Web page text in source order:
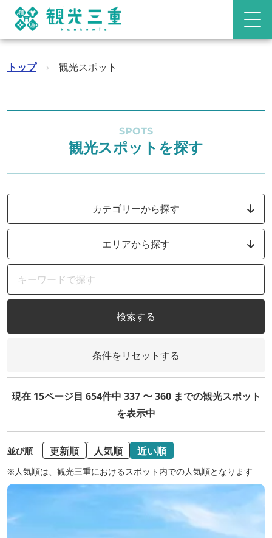
トップ › 観光スポット
SPOTS
観光スポットを探す
カテゴリーから探す
エリアから探す
検索する
条件をリセットする
現在 15ページ目 654件中 337 〜 360 までの観光スポット
を表示中
並び順 更新順 人気順 近い順
※人気順は、観光三重におけるスポット内での人気順となります